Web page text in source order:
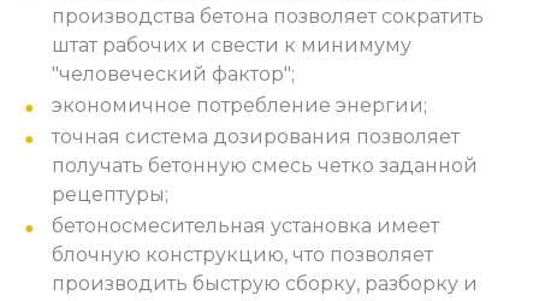
производства бетона позволяет сократить
штат рабочих и свести к минимуму
"человеческий фактор";
экономичное потребление энергии;
точная система дозирования позволяет
получать бетонную смесь четко заданной
рецептуры;
бетоносмесительная установка имеет
блочную конструкцию, что позволяет
производить быструю сборку, разборку и